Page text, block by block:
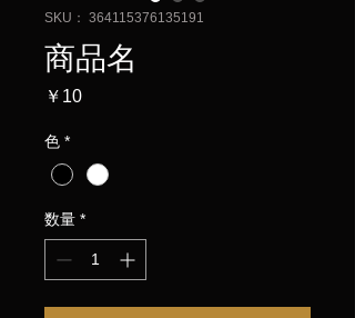
SKU： 364115376135191
商品名
￥10価
色 *
数量 *